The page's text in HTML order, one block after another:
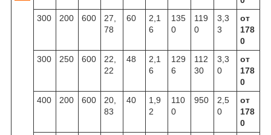
300
200 600
27,
78
60
2,1
6
135
0
119
0
3,3
3
от
178
0
300
250 600
22,
22
48
2,1
6
129
6
112
30
3,3
0
от
178
0
400
200 600
20,
83
40
1,9
2
110
0
950
2,5
0
от
178
0